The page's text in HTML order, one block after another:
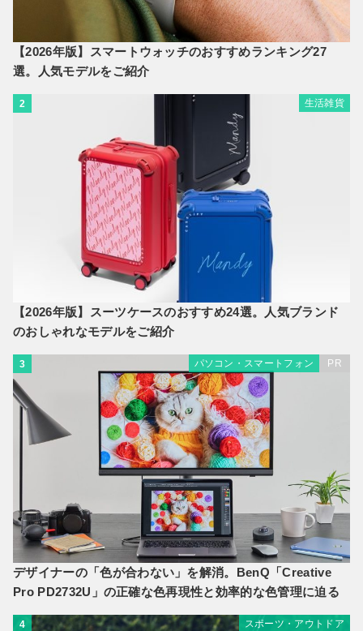
【2026年版】スマートウォッチのおすすめランキング27
選。人気モデルをご紹介
2 生活雑貨
【2026年版】スーツケースのおすすめ24選。人気ブランド
のおしゃれなモデルをご紹介
3 パソコン・スマートフォン PR
デザイナーの「色が合わない」を解消。BenQ「Creative
Pro PD2732U」の正確な色再現性と効率的な色管理に迫る
4 スポーツ・アウトドア